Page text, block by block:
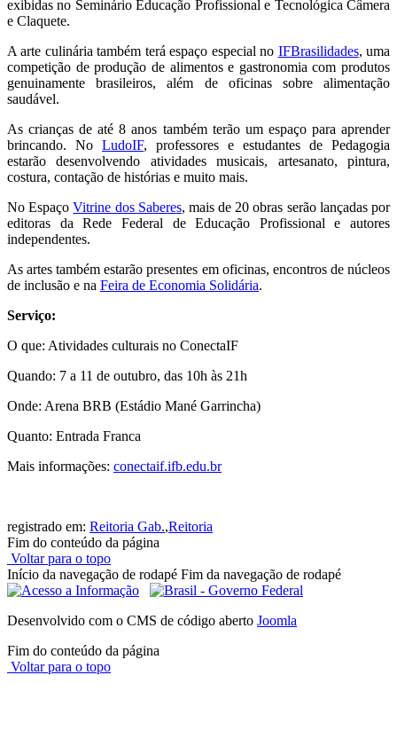
exibidas no Seminário Educação Profissional e Tecnológica Câmera
e Claquete.
A arte culinária também terá espaço especial no IFBrasilidades, uma
competição de produção de alimentos e gastronomia com produtos
genuinamente brasileiros, além de oficinas sobre alimentação
saudável.
As crianças de até 8 anos também terão um espaço para aprender
brincando. No LudoIF, professores e estudantes de Pedagogia
estarão desenvolvendo atividades musicais, artesanato, pintura,
costura, contação de histórias e muito mais.
No EspaçoVitrine dos Saberes, mais de 20 obras serão lançadas por
editoras da Rede Federal de Educação Profissional e autores
independentes.
As artes também estarão presentes em oficinas, encontros de núcleos
de inclusão e na Feira de Economia Solidária.
Serviço:
O que: Atividades culturais no ConectaIF
Quando: 7 a 11 de outubro, das 10h às 21h
Onde: Arena BRB (Estádio Mané Garrincha)
Quanto: Entrada Franca
Mais informações: conectaif.ifb.edu.br
registrado em: Reitoria Gab.,Reitoria
Fim do conteúdo da página
Voltar para o topo
Início da navegação de rodapé Fim da navegação de rodapé
Desenvolvido com o CMS de código aberto Joomla
Fim do conteúdo da página
Voltar para o topo